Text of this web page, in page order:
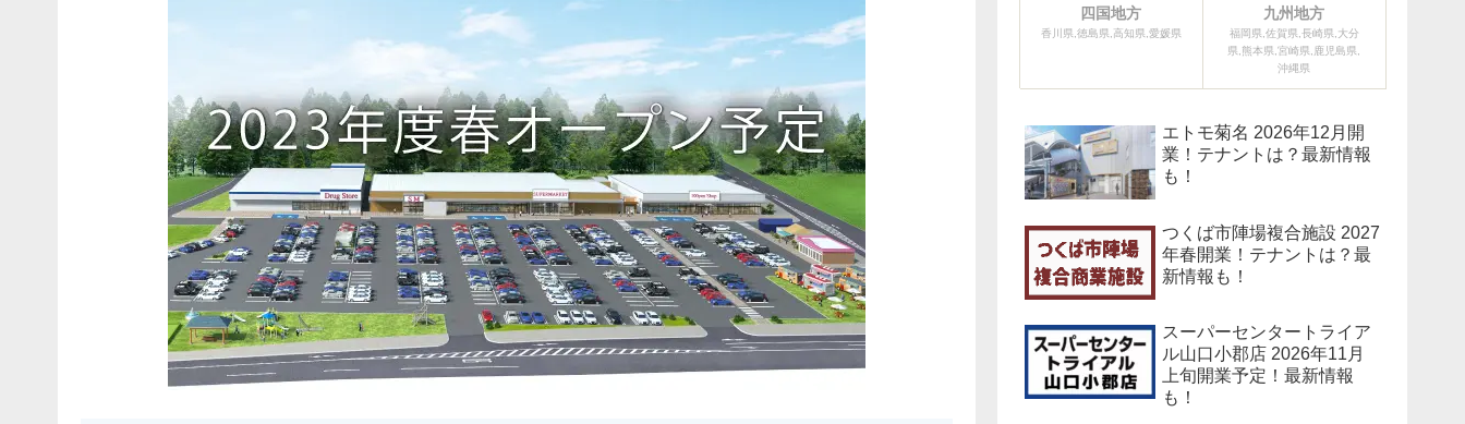
四国地方
香川県,徳島県,高知県,愛媛県
九州地方
福岡県,佐賀県,長崎県,大分
県,熊本県,宮崎県,鹿児島県,
沖縄県
エトモ菊名 2026年12月開
業！テナントは？最新情報
も！
つくば市陣場複合施設 2027
年春開業！テナントは？最
新情報も！
スーパーセンタートライア
ル山口小郡店 2026年11月
上旬開業予定！最新情報
も！